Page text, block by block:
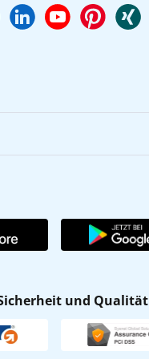
und Qualität